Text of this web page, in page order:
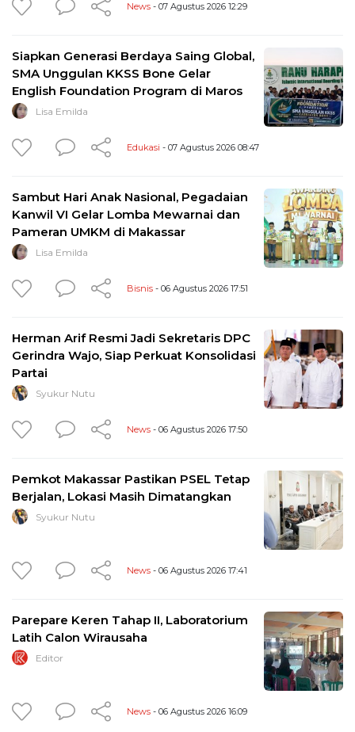
News - 07 Agustus 2026 12:29
Siapkan Generasi Berdaya Saing Global,
SMA Unggulan KKSS Bone Gelar
English Foundation Program di Maros
Lisa Emilda
Edukasi - 07 Agustus 2026 08:47
Sambut Hari Anak Nasional, Pegadaian
Kanwil VI Gelar Lomba Mewarnai dan
Pameran UMKM di Makassar
Lisa Emilda
Bisnis - 06 Agustus 2026 17:51
Herman Arif Resmi Jadi Sekretaris DPC
Gerindra Wajo, Siap Perkuat Konsolidasi
Partai
Syukur Nutu
News - 06 Agustus 2026 17:50
Pemkot Makassar Pastikan PSEL Tetap
Berjalan, Lokasi Masih Dimatangkan
Syukur Nutu
News - 06 Agustus 2026 17:41
Parepare Keren Tahap II, Laboratorium
Latih Calon Wirausaha
Editor
News - 06 Agustus 2026 16:09